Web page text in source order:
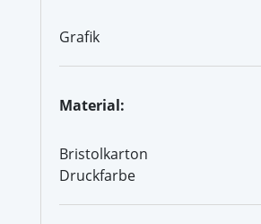
Grafik
Material:
Bristolkarton
Druckfarbe